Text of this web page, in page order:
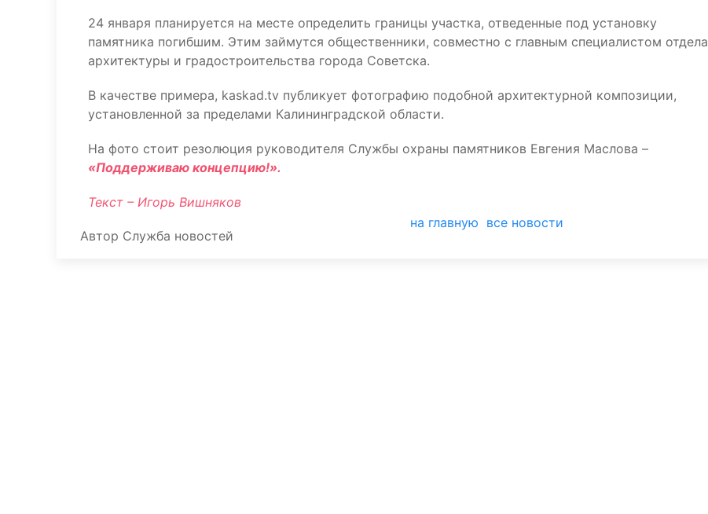
24 января планируется на месте определить границы участка, отведенные под установку
памятника погибшим. Этим займутся общественники, совместно с главным специалистом отдела
архитектуры и градостроительства города Советска.
В качестве примера, kaskad.tv публикует фотографию подобной архитектурной композиции,
установленной за пределами Калининградской области.
На фото стоит резолюция руководителя Службы охраны памятников Евгения Маслова –
«Поддерживаю концепцию!».
Текст – Игорь Вишняков
Автор Служба новостей
на главную все новости